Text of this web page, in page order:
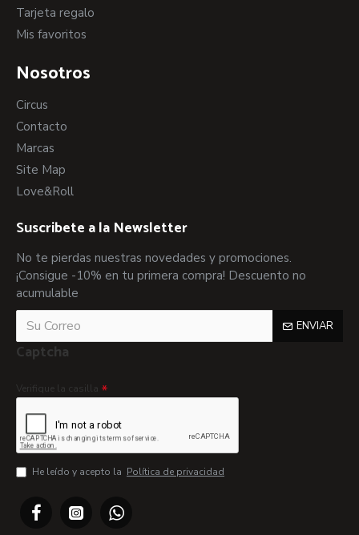
Tarjeta regalo
Mis favoritos
Nosotros
Circus
Contacto
Marcas
Site Map
Love&Roll
Suscribete a la Newsletter
No te pierdas nuestras novedades y promociones.
¡Consigue -10% en tu primera compra! Descuento no
acumulable
ENVIAR
Captcha
Verifique la casilla
He leído y acepto la Política de privacidad